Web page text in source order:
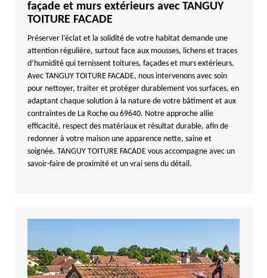
façade et murs extérieurs avec TANGUY
TOITURE FACADE
Préserver l’éclat et la solidité de votre habitat demande une
attention régulière, surtout face aux mousses, lichens et traces
d’humidité qui ternissent toitures, façades et murs extérieurs.
Avec TANGUY TOITURE FACADE, nous intervenons avec soin
pour nettoyer, traiter et protéger durablement vos surfaces, en
adaptant chaque solution à la nature de votre bâtiment et aux
contraintes de La Roche ou 69640. Notre approche allie
efficacité, respect des matériaux et résultat durable, afin de
redonner à votre maison une apparence nette, saine et
soignée. TANGUY TOITURE FACADE vous accompagne avec un
savoir-faire de proximité et un vrai sens du détail.